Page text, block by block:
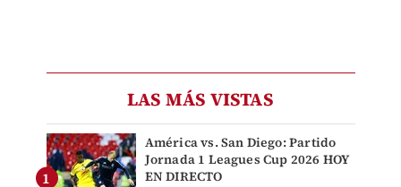
LAS MÁS VISTAS
América vs. San Diego: Partido
Jornada 1 Leagues Cup 2026 HOY
EN DIRECTO